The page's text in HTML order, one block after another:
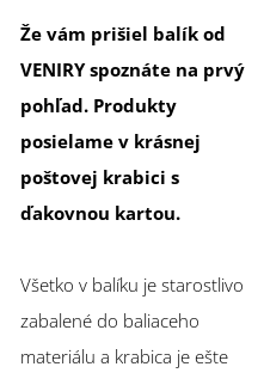
Že vám prišiel balík od
VENIRY spoznáte na prvý
pohľad. Produkty
posielame v krásnej
poštovej krabici s
ďakovnou kartou.
Všetko v balíku je starostlivo
zabalené do baliaceho
materiálu a krabica je ešte